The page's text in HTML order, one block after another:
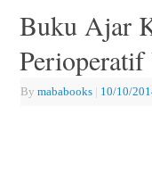
Buku Ajar
Perioperatif
By mababooks | 10/10/